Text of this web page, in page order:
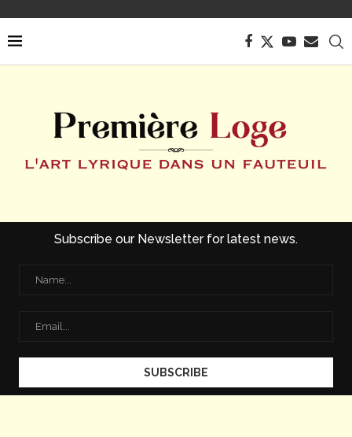
Subscribe our Newsletter for latest news.